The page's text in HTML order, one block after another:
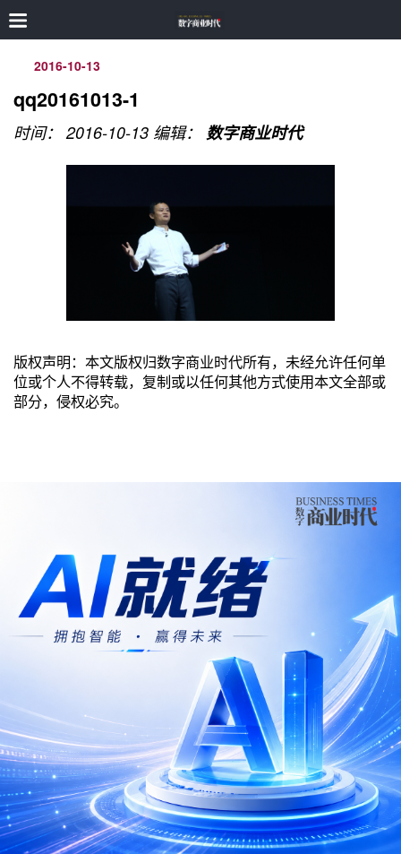
2016-10-13
qq20161013-1
时间： 2016-10-13 编辑： 数字商业时代
版权声明：本文版权归数字商业时代所有，未经允许任何单
位或个人不得转载，复制或以任何其他方式使用本文全部或
部分，侵权必究。